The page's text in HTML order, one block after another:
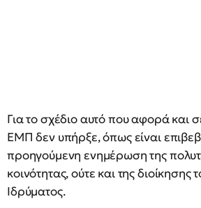
Για το σχέδιο αυτό που αφορά και
ΕΜΠ δεν υπήρξε, όπως είναι
προηγούμενη ενημέρωση της
κοινότητας, ούτε και της διοίκησης
Ιδρύματος.